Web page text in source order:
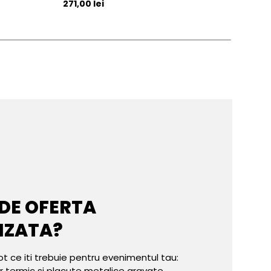
Pret initial
271,00 lei
OFERTA
ce iti trebuie pentru evenimentul tau: